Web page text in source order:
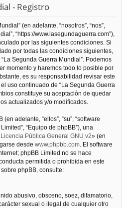
- Registro
(en adelante, “nosotros”, “nos”,
“https://www.lasegundaguerra.com”),
por las siguientes condiciones. Si
por todas las condiciones siguientes,
Segunda Guerra Mundial”. Podemos
momento y haremos todo lo posible por
es su responsabilidad revisar este
uso continuado de “La Segunda Guerra
constituye su aceptación de quedar
actualizados y/o modificados.
adelante, “ellos”, “su”, “software
“Equipo de phpBB”), una
Licencia Pública General GNU v2» (en
desde www.phpbb.com. El software
phpBB Limited no se hace
permitida o prohibida en este
phpBB, consulte:
abusivo, obsceno, soez, difamatorio,
sexual o ilegal de cualquier otro